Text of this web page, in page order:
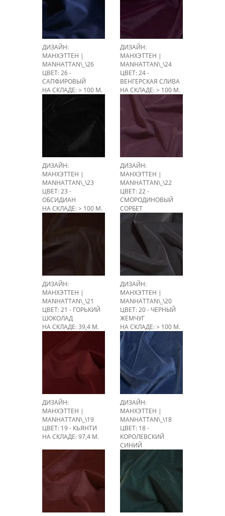
ДИЗАЙН:
МАНХЭТТЕН |
MANHATTAN\_\26
ЦВЕТ: 26 -
САПФИРОВЫЙ
НА СКЛАДЕ: > 100 М.
ДИЗАЙН:
МАНХЭТТЕН |
MANHATTAN\_\24
ЦВЕТ: 24 -
ВЕНГЕРСКАЯ СЛИВА
НА СКЛАДЕ: > 100 М.
ДИЗАЙН:
МАНХЭТТЕН |
MANHATTAN\_\23
ЦВЕТ: 23 -
ОБСИДИАН
НА СКЛАДЕ: > 100 М.
ДИЗАЙН:
МАНХЭТТЕН |
MANHATTAN\_\22
ЦВЕТ: 22 -
СМОРОДИНОВЫЙ
СОРБЕТ
НА СКЛАДЕ: > 100 М.
ДИЗАЙН:
МАНХЭТТЕН |
MANHATTAN\_\21
ЦВЕТ: 21 - ГОРЬКИЙ
ШОКОЛАД
НА СКЛАДЕ: 39,4 М.
ДИЗАЙН:
МАНХЭТТЕН |
MANHATTAN\_\20
ЦВЕТ: 20 - ЧЕРНЫЙ
ЖЕМЧУГ
НА СКЛАДЕ: > 100 М.
ДИЗАЙН:
МАНХЭТТЕН |
MANHATTAN\_\19
ЦВЕТ: 19 - КЬЯНТИ
НА СКЛАДЕ: 97,4 М.
ДИЗАЙН:
МАНХЭТТЕН |
MANHATTAN\_\18
ЦВЕТ: 18 -
КОРОЛЕВСКИЙ
СИНИЙ
НА СКЛАДЕ: > 100 М.